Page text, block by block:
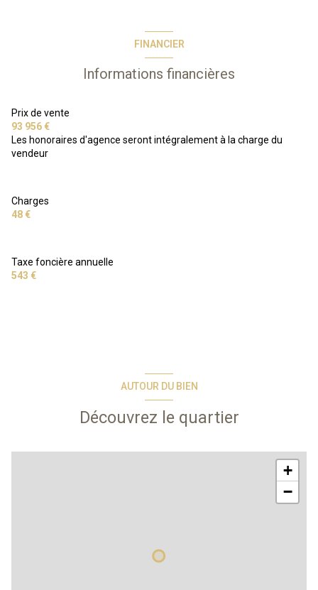
FINANCIER
Informations financières
Prix de vente
93 956 €
Les honoraires d'agence seront intégralement à la charge du
vendeur
Charges
48 €
Taxe foncière annuelle
543 €
AUTOUR DU BIEN
Découvrez le quartier
+
−